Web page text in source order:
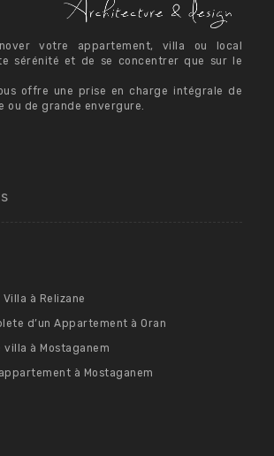
votre appartement, villa ou local
sérénité et de se concentrer que sur le
vous offre une prise en charge intégrale de
de grande envergure.
Villa à Relizane
d’un Appartement à Oran
villa à Mostaganem
à Mostaganem